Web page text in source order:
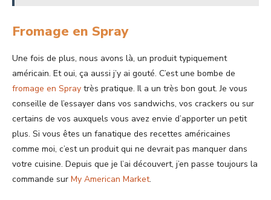
Fromage en Spray
Une fois de plus, nous avons là, un produit typiquement
américain. Et oui, ça aussi j’y ai gouté. C’est une bombe de
fromage en Spray très pratique. Il a un très bon gout. Je vous
conseille de l’essayer dans vos sandwichs, vos crackers ou sur
certains de vos auxquels vous avez envie d’apporter un petit
plus. Si vous êtes un fanatique des recettes américaines
comme moi, c’est un produit qui ne devrait pas manquer dans
votre cuisine. Depuis que je l’ai découvert, j’en passe toujours la
commande sur My American Market.